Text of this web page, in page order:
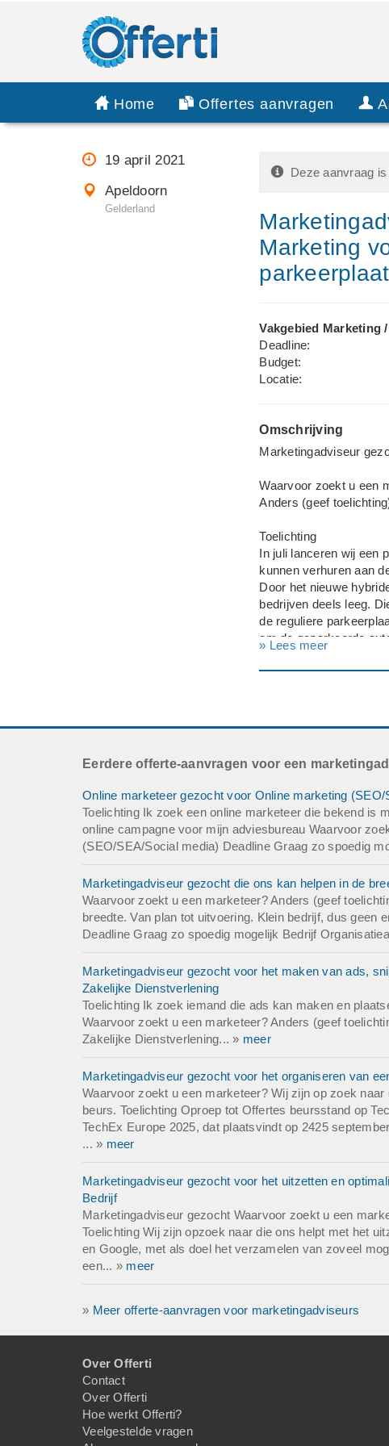
Home Offertes aanvragen
19 april 2021
Apeldoorn
Gelderland
Deze aanvraag
Marketing
Vakgebied Marketing
Deadline:
Budget:
Locatie:
Omschrijving
Marketingadviseur
Waarvoor zoekt u een
Anders (geef
Toelichting
In juli lanceren wij een
kunnen verhuren aan
Door het nieuwe
bedrijven deels leeg.
de reguliere
om de geparkeerde
Wij gaan in dit kader
open voor
Offerte
Graag uw reactie per
» Lees meer
Eerdere offerte-aanvragen voor een
Online marketeer gezocht voor Online marketing
Toelichting Ik zoek een online marketeer die bekend is
online campagne voor mijn adviesbureau Waarvoor
(SEO/SEA/Social media) Deadline Graag zo spoedig
Marketingadviseur gezocht die ons kan helpen in de
Waarvoor zoekt u een marketeer? Anders (geef
breedte. Van plan tot uitvoering. Klein bedrijf, dus geen
Deadline Graag zo spoedig mogelijk Bedrijf
Marketingadviseur gezocht voor het maken van ads,
Zakelijke Dienstverlening
Toelichting Ik zoek iemand die ads kan maken en
Waarvoor zoekt u een marketeer? Anders (geef
Zakelijke Dienstverlening... » meer
Marketingadviseur gezocht voor het organiseren van
Waarvoor zoekt u een marketeer? Wij zijn op zoek
beurs. Toelichting Oproep tot Offertes beursstand op
TechEx Europe 2025, dat plaatsvindt op 2425
... » meer
Marketingadviseur gezocht voor het uitzetten en
Bedrijf
Marketingadviseur gezocht Waarvoor zoekt u een
Toelichting Wij zijn opzoek naar die ons helpt met het
en Google, met als doel het verzamelen van zoveel
een... » meer
» Meer offerte-aanvragen voor marketingadviseurs
Over Offerti
Contact
Over Offerti
Hoe werkt Offerti?
Veelgestelde vragen